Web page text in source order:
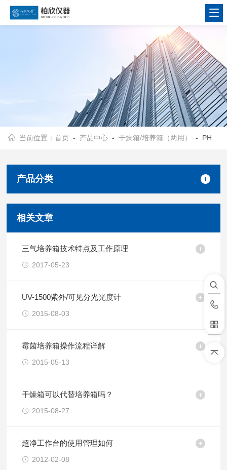
当前位置：首页 - 产品中心 -干燥箱/培养箱（两用） - PH-050A干燥/培养（两用）
产品分类
相关文章
三气培养箱技术特点及工作原理
2017-05-23
UV-1500紫外/可见分光光度计
2015-08-03
霉菌培养箱操作流程详解
2015-05-13
干燥箱可以代替培养箱吗？
2015-08-27
超净工作台的使用管理如何
2012-02-08